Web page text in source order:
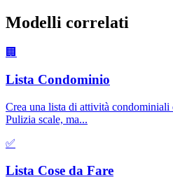
Modelli correlati
🏢
Lista Condominio
Crea una lista di attività
Pulizia scale, ma...
✅
Lista Cose da Fare